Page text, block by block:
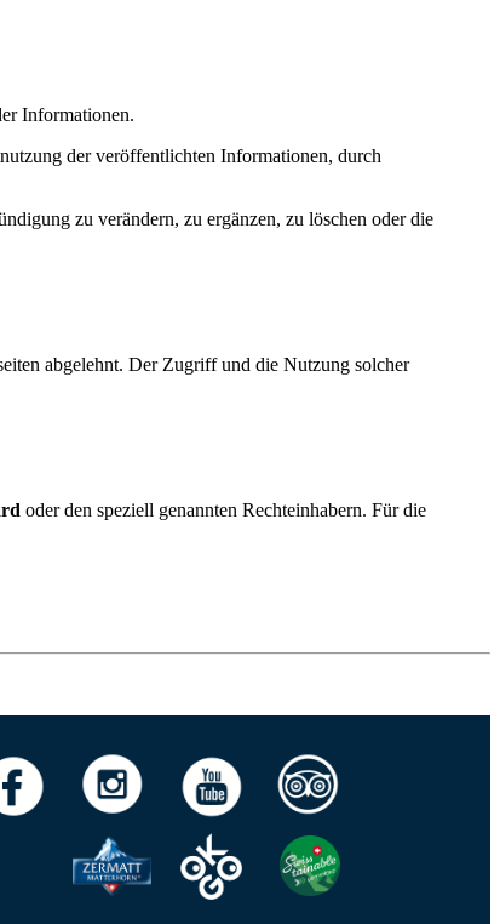
Informationen.
der veröffentlichten Informationen, durch
zu verändern, zu ergänzen, zu löschen oder die
abgelehnt. Der Zugriff und die Nutzung solcher
oder den speziell genannten Rechteinhabern. Für die